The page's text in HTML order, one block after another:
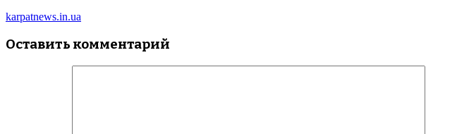
karpatnews.in.ua
Оставить комментарий